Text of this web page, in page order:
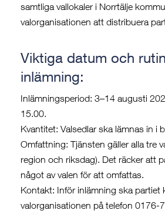
samtliga vallokaler i Norrtälje
valorganisationen att distribuera
Viktiga datum och
inlämning:
Inlämningsperiod: 3–14 augusti
15.00.
Kvantitet: Valsedlar ska lämnas in i
Omfattning: Tjänsten gäller alla tre
region och riksdag). Det räcker att
något av valen för att omfattas.
Kontakt: Inför inlämning ska partiet
valorganisationen på telefon 0176-